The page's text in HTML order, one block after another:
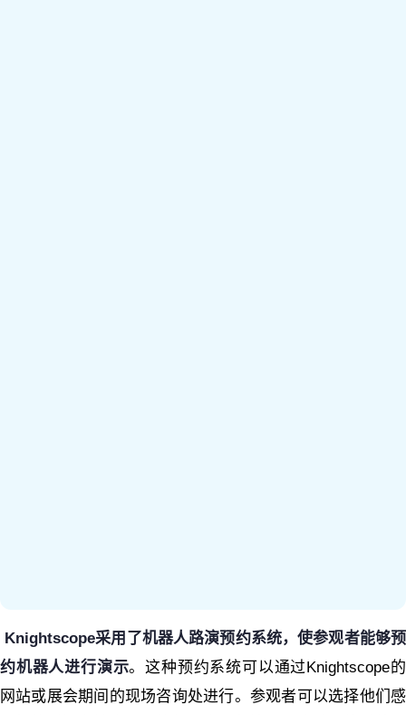
Knightscope采用了机器人路演预约系统，使参观者能够预
约机器人进行演示。这种预约系统可以通过Knightscope的
网站或展会期间的现场咨询处进行。参观者可以选择他们感